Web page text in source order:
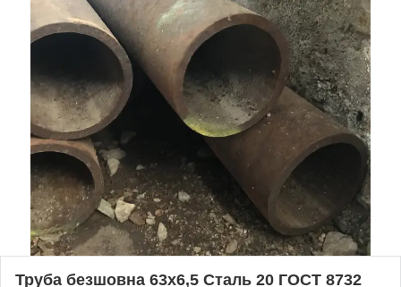
Труба безшовна 63х6,5 Сталь 20 ГОСТ 8732